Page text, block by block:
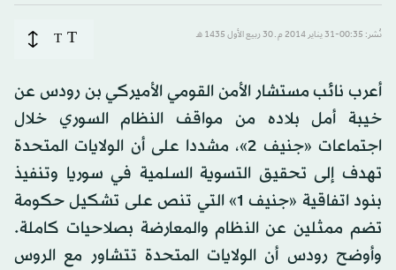
نُشر: 00:35-31 يناير 2014 م ـ 30 ربيع الأول 1435 هـ T
T
أعرب نائب مستشار الأمن القومي الأميركي بن رودس عن
خيبة أمل بلاده من مواقف النظام السوري خلال
اجتماعات «جنيف 2»، مشددا على أن الولايات المتحدة
تهدف إلى تحقيق التسوية السلمية في سوريا وتنفيذ
بنود اتفاقية «جنيف 1» التي تنص على تشكيل حكومة
تضم ممثلين عن النظام والمعارضة بصلاحيات كاملة.
وأوضح رودس أن الولايات المتحدة تتشاور مع الروس